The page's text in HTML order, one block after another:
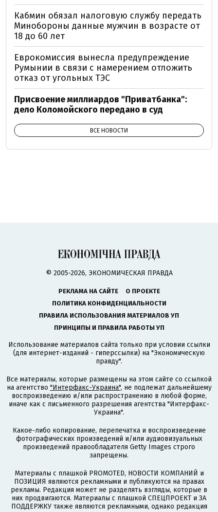
Кабмин обязал налоговую службу передать
Минобороны данные мужчин в возрасте от
18 до 60 лет
Еврокомиссия вынесла предупреждение
Румынии в связи с намерением отложить
отказ от угольных ТЭС
Присвоение миллиардов "Приватбанка":
дело Коломойского передано в суд
ВСЕ НОВОСТИ
© 2005-2026, ЭКОНОМИЧЕСКАЯ ПРАВДА
РЕКЛАМА НА САЙТЕ
О ПРОЕКТЕ
ПОЛИТИКА КОНФИДЕНЦИАЛЬНОСТИ
ПРАВИЛА ИСПОЛЬЗОВАНИЯ МАТЕРИАЛОВ УП
ПРИНЦИПЫ И ПРАВИЛА РАБОТЫ УП
Использование материалов сайта только при условии ссылки
(для интернет-изданий - гиперссылки) на "Экономическую
правду".
Все материалы, которые размещены на этом сайте со ссылкой
на агентство "Интерфакс-Украина", не подлежат дальнейшему
воспроизведению и/или распространению в любой форме,
иначе как с письменного разрешения агентства "Интерфакс-
Украина".
Какое-либо копирование, перепечатка и воспроизведение
фотографических произведений и/или аудиовизуальных
произведений правообладателя Getty Images строго
запрещены.
Материалы с плашкой PROMOTED, НОВОСТИ КОМПАНИЙ и
ПОЗИЦИЯ являются рекламными и публикуются на правах
рекламы. Редакция может не разделять взгляды, которые в
них продвигаются. Материалы с плашкой СПЕЦПРОЕКТ и ЗА
ПОДДЕРЖКУ также являются рекламными, однако редакция